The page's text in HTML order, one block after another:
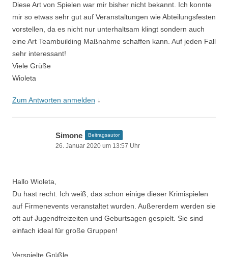
Diese Art von Spielen war mir bisher nicht bekannt. Ich konnte
mir so etwas sehr gut auf Veranstaltungen wie Abteilungsfesten
vorstellen, da es nicht nur unterhaltsam klingt sondern auch
eine Art Teambuilding Maßnahme schaffen kann. Auf jeden Fall
sehr interessant!
Viele Grüße
Wioleta
Zum Antworten anmelden ↓
Simone Beitragsautor
26. Januar 2020 um 13:57 Uhr
Hallo Wioleta,
Du hast recht. Ich weiß, das schon einige dieser Krimispielen
auf Firmenevents veranstaltet wurden. Außererdem werden sie
oft auf Jugendfreizeiten und Geburtsagen gespielt. Sie sind
einfach ideal für große Gruppen!
Verspielte Grüßle,